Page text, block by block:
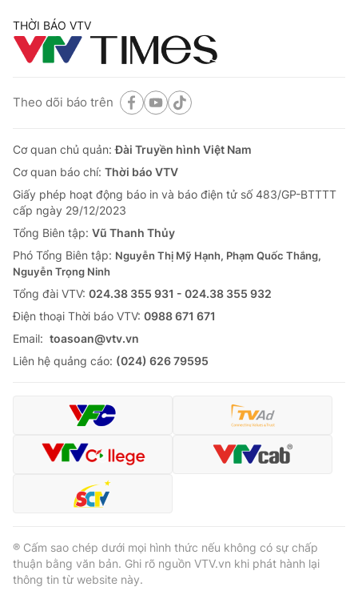
THỜI BÁO VTV
Theo dõi báo trên
Cơ quan chủ quản:Đài Truyền hình Việt Nam
Cơ quan báo chí: Thời báo VTV
Giấy phép hoạt động báo in và báo điện tử số 483/GP-BTTTT
cấp ngày 29/12/2023
Tổng Biên tập: Vũ Thanh Thủy
Phó Tổng Biên tập: Nguyễn Thị Mỹ Hạnh, Phạm Quốc Thắng,
Nguyễn Trọng Ninh
Tổng đài VTV: 024.38 355 931 - 024.38 355 932
Ðiện thoại Thời báo VTV: 0988 671 671
Email: toasoan@vtv.vn
Liên hệ quảng cáo: (024) 626 79595
® Cấm sao chép dưới mọi hình thức nếu không có sự chấp
thuận bằng văn bản. Ghi rõ nguồn VTV.vn khi phát hành lại
thông tin từ website này.